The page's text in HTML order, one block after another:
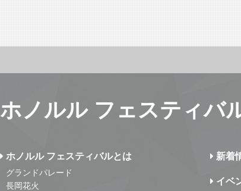
ホノルル フェスティバ
ホノルル フェスティバルとは
グランドパレード
長岡花火
新着
イベ